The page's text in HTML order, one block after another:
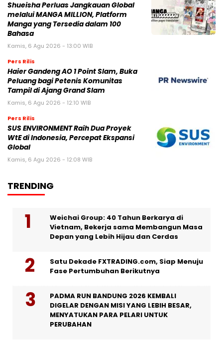
Shueisha Perluas Jangkauan Global
melalui MANGA MILLION, Platform
Manga yang Tersedia dalam 100
Bahasa
Kamis, 6 Agu 2026 - 13:00 WIB
Pers Rilis
Haier Gandeng AO 1 Point Slam, Buka
Peluang bagi Petenis Komunitas
Tampil di Ajang Grand Slam
Kamis, 6 Agu 2026 - 12:10 WIB
Pers Rilis
SUS ENVIRONMENT Raih Dua Proyek
WtE di Indonesia, Percepat Ekspansi
Global
Kamis, 6 Agu 2026 - 12:08 WIB
TRENDING
Weichai Group: 40 Tahun Berkarya di
Vietnam, Bekerja sama Membangun Masa
Depan yang Lebih Hijau dan Cerdas
Satu Dekade FXTRADING.com, Siap Menuju
Fase Pertumbuhan Berikutnya
PADMA RUN BANDUNG 2026 KEMBALI
DIGELAR DENGAN MISI YANG LEBIH BESAR,
MENYATUKAN PARA PELARI UNTUK
PERUBAHAN